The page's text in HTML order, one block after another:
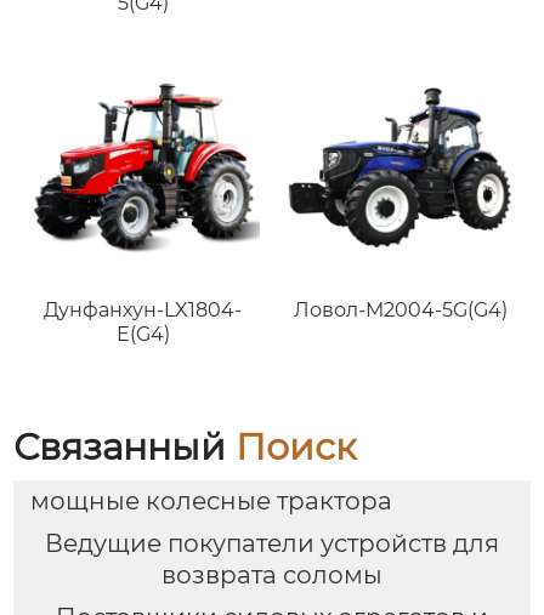
Дунфанхун-LX1804-
E(G4)
Ловол-M2004-5G(G4)
Связанный Поиск
мощные колесные трактора
Ведущие покупатели устройств для
возврата соломы